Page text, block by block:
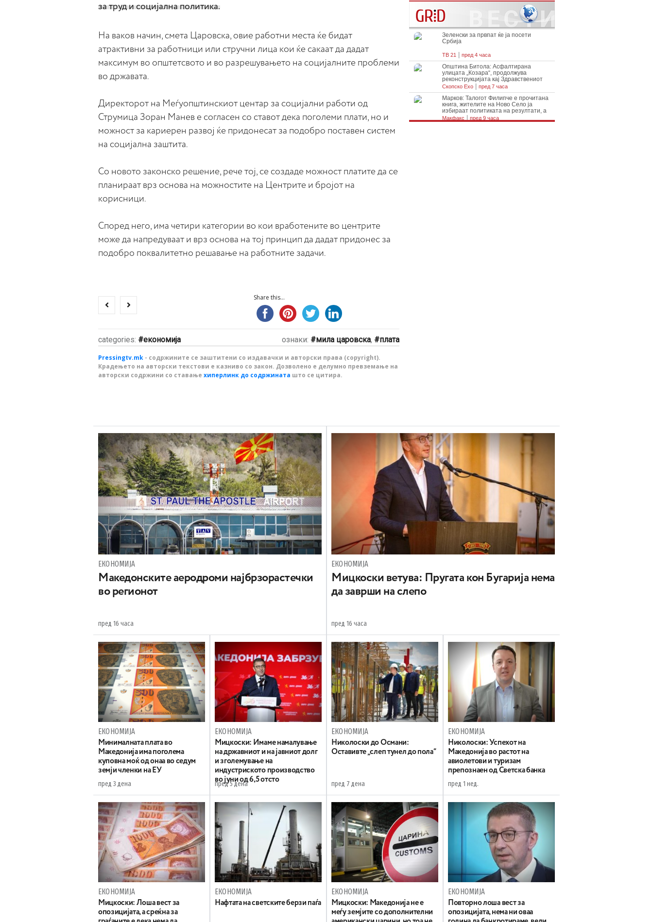
за труд и социјална политика.
На ваков начин, смета Царовска, овие работни места ќе бидат
атрактивни за работници или стручни лица кои ќе сакаат да дадат
максимум во општетсвото и во разрешувањето на социјалните проблеми
во државата.
Директорот на Меѓуопштинскиот центар за социјални работи од
Струмица Зоран Манев е согласен со ставот дека поголеми плати, но и
можност за кариерен развој ќе придонесат за подобро поставен систем
на социјална заштита.
Со новото законско решение, рече тој, се создаде можност платите да се
планираат врз основа на можностите на Центрите и бројот на
корисници.
Според него, има четири категории во кои вработените во центрите
може да напредуваат и врз основа на тој принцип да дадат придонес за
подобро поквалитетно решавање на работните задачи.
Share this...
categories: економија ознаки: мила царовска, плата
Pressingtv.mk - содржините се заштитени со издавачки и авторски права (copyright).
Крадењето на авторски текстови е казниво со закон. Дозволено е делумно превземање на
авторски содржини со ставање хиперлинк до содржината што се цитира.
ЕКОНОМИЈА
Maкедонските аеродроми најбрзорастечки
во регионот
пред 16 часа
ЕКОНОМИЈА
Mицкоски ветува: Пругата кон Бугарија нема
да заврши на слепо
пред 16 часа
ЕКОНОМИЈА
Минималната плата во
Македонија има поголема
куповна моќ од онаа во седум
земји членки на ЕУ
пред 3 дена
ЕКОНОМИЈА
Mицкоски: Имаме намалување
на државниот и на јавниот долг
и зголемување на
индустриското производство
во јуни од 6,5 отсто
пред 5 дена
ЕКОНОМИЈА
Николоски до Османи:
Oставивте „слеп тунел до пола“
пред 7 дена
ЕКОНОМИЈА
Николоски: Успехот на
Македонија во растот на
авиолетови и туризам
препознаен од Светска банка
пред 1 нед.
ЕКОНОМИЈА
Мицкоски: Лоша вест за
опозицијата, а среќна за
ЕКОНОМИЈА
Нафтата на светските берзи паѓа
ЕКОНОМИЈА
Мицкоски: Македонија не е
меѓу земјите со дополнителни
ЕКОНОМИЈА
Повторно лоша вест за
опозицијата, нема ни оваа